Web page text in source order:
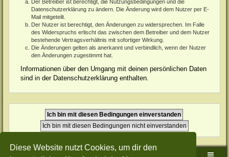
Diese Website nutzt Cookies, um dir den
Der Betreiber ist berechtigt, die Nutzungsbedingungen und die
Datenschutzerklärung zu ändern. Die Änderung wird dem Nutzer per E-
Mail mitgeteilt.
Der Nutzer ist berechtigt, den Änderungen zu widersprechen. Im Falle
des Widerspruchs erlischt das zwischen dem Betreiber und dem Nutzer
bestehende Vertragsverhältnis mit sofortiger Wirkung.
Die Änderungen gelten als anerkannt und verbindlich, wenn der Nutzer
den Änderungen zugestimmt hat.
Informationen über den Umgang mit deinen persönlichen Daten
sind in der Datenschutzerklärung enthalten.
Sudden-Strike-Maps.de Hauptseite Foren-Übersicht